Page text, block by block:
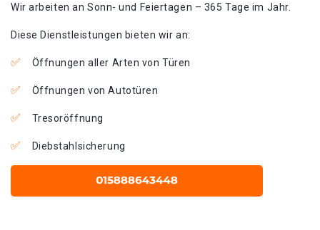
Wir arbeiten an Sonn- und Feiertagen – 365 Tage im Jahr.
Diese Dienstleistungen bieten wir an:
Öffnungen aller Arten von Türen
Öffnungen von Autotüren
Tresoröffnung
Diebstahlsicherung